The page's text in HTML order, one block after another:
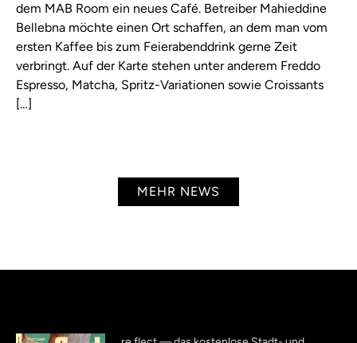
dem MAB Room ein neues Café. Betreiber Mahieddine
Bellebna möchte einen Ort schaffen, an dem man vom
ersten Kaffee bis zum Feierabenddrink gerne Zeit
verbringt. Auf der Karte stehen unter anderem Freddo
Espresso, Matcha, Spritz-Variationen sowie Croissants
[…]
MEHR NEWS